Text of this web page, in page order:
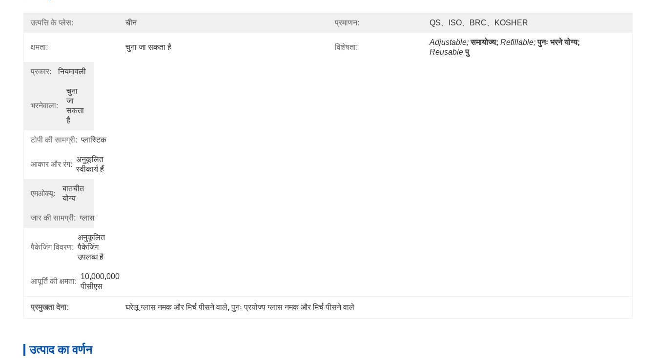
उत्पत्ति के प्लेस: चीन प्रमाणन: QS、ISO、BRC、KOSHER
क्षमता: चुना जा सकता है विशेषता:
Adjustable; समायोज्य; Refillable; पुनः भरने योग्य;
Reusable पु
प्रकार: नियमावली
भरनेवाला:
चुना
जा
सकता
है
टोपी की सामग्री: प्लास्टिक
आकार और रंग:
अनुकूलित
स्वीकार्य हैं
एमओक्यू:
बातचीत
योग्य
जार की सामग्री: ग्लास
पैकेजिंग विवरण:
अनुकूलित
पैकेजिंग
उपलब्ध है
आपूर्ति की क्षमता:
10,000,000
पीसीएस
प्रमुखता देना: घरेलू ग्लास नमक और मिर्च पीसने वाले, पुनः प्रयोज्य ग्लास नमक और मिर्च पीसने वाले
उत्पाद का वर्णन